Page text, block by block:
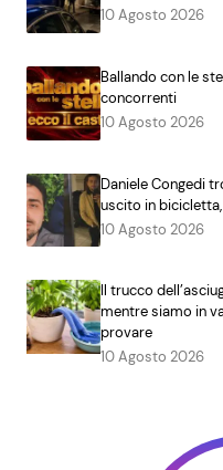
10 Agosto 2026
Ballando con le
concorrenti
10 Agosto 2026
Daniele Congedi
uscito in
10 Agosto 2026
Il trucco
mentre siamo in
provare
10 Agosto 2026